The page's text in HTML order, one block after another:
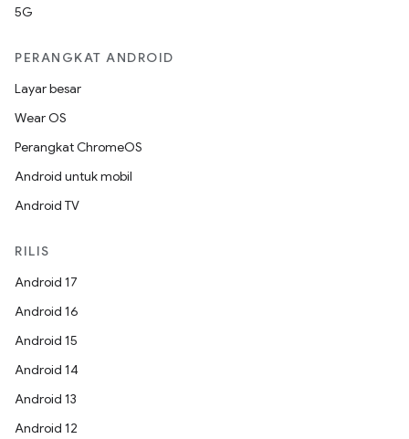
5G
PERANGKAT ANDROID
Layar besar
Wear OS
Perangkat ChromeOS
Android untuk mobil
Android TV
RILIS
Android 17
Android 16
Android 15
Android 14
Android 13
Android 12